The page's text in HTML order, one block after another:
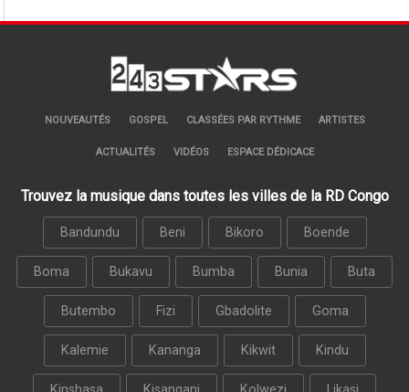
NOUVEAUTÉS GOSPEL CLASSÉES PAR RYTHME ARTISTES
ACTUALITÉS VIDÉOS ESPACE DÉDICACE
Trouvez la musique dans toutes les villes de la RD Congo
Bandundu Beni Bikoro Boende
Boma Bukavu Bumba Bunia Buta
Butembo Fizi Gbadolite Goma
Kalemie Kananga Kikwit Kindu